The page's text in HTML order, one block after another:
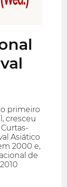
o primeiro
cresceu
Asiático
2000 e,
de